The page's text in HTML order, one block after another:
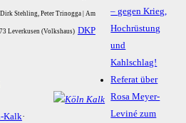
Stehling, Peter Trinogga | Am
Leverkusen (Volkshaus) DKP
Kalk·
– gegen Krieg,
Hochrüstung
und
Kahlschlag!
Referat über
Rosa Meyer-
Leviné zum